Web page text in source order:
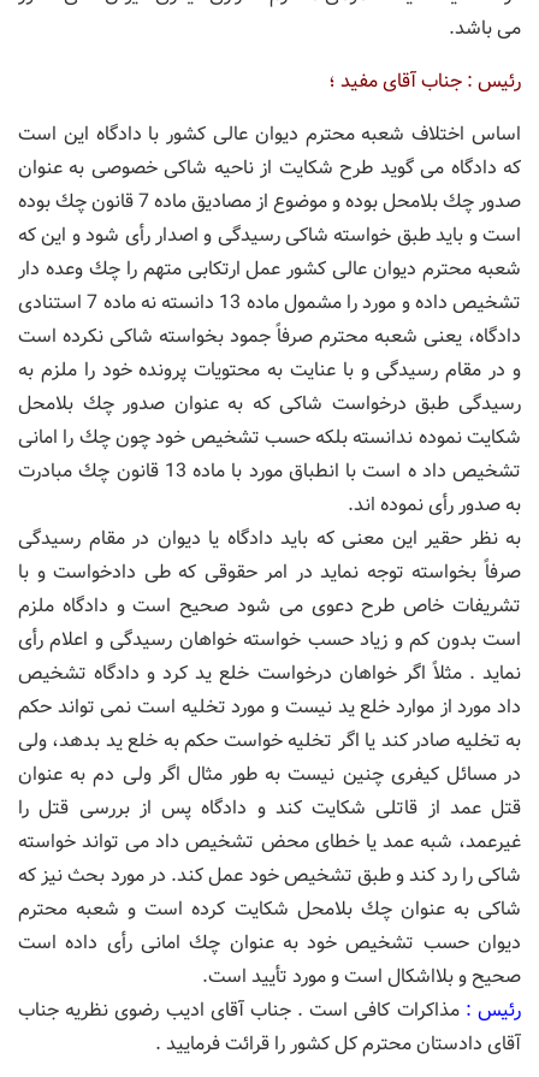
می باشد.
رئیس : جناب آقای مفید ؛
اساس اختلاف شعبه محترم دیوان عالی كشور با دادگاه این است
كه دادگاه می گوید طرح شكایت از ناحیه شاكی خصوصی به عنوان
صدور چك بلامحل بوده و موضوع از مصادیق ماده 7 قانون چك بوده
است و باید طبق خواسته شاكی رسیدگی و اصدار رأی شود و این كه
شعبه محترم دیوان عالی كشور عمل ارتكابی متهم را چك وعده دار
تشخیص داده و مورد را مشمول ماده 13 دانسته نه ماده 7 استنادی
دادگاه، یعنی شعبه محترم صرفاً جمود بخواسته شاكی نكرده است
و در مقام رسیدگی و با عنایت به محتویات پرونده خود را ملزم به
رسیدگی طبق درخواست شاكی كه به عنوان صدور چك بلامحل
شكایت نموده ندانسته بلكه حسب تشخیص خود چون چك را امانی
تشخیص داد ه است با انطباق مورد با ماده 13 قانون چك مبادرت
به صدور رأی نموده اند.
به نظر حقیر این معنی كه باید دادگاه یا دیوان در مقام رسیدگی
صرفاً بخواسته توجه نماید در امر حقوقی كه طی دادخواست و با
تشریفات خاص طرح دعوی می شود صحیح است و دادگاه ملزم
است بدون كم و زیاد حسب خواسته خواهان رسیدگی و اعلام رأی
نماید . مثلاً اگر خواهان درخواست خلع ید كرد و دادگاه تشخیص
داد مورد از موارد خلع ید نیست و مورد تخلیه است نمی تواند حكم
به تخلیه صادر كند یا اگر تخلیه خواست حكم به خلع ید بدهد، ولی
در مسائل كیفری چنین نیست به طور مثال اگر ولی دم به عنوان
قتل عمد از قاتلی شكایت كند و دادگاه پس از بررسی قتل را
غیرعمد، شبه عمد یا خطای محض تشخیص داد می تواند خواسته
شاكی را رد كند و طبق تشخیص خود عمل كند. در مورد بحث نیز كه
شاكی به عنوان چك بلامحل شكایت كرده است و شعبه محترم
دیوان حسب تشخیص خود به عنوان چك امانی رأی داده است
صحیح و بلااشكال است و مورد تأیید است.
رئیس : مذاكرات كافی است . جناب آقای ادیب رضوی نظریه جناب
آقای دادستان محترم كل كشور را قرائت فرمایید .